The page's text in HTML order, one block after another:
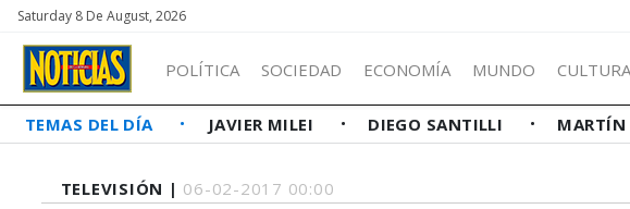
Saturday 8 De August, 2026
POLÍTICA SOCIEDAD ECONOMÍA MUNDO CULTURA
TEMAS DEL DÍA JAVIER MILEI DIEGO SANTILLI MARTÍN
TELEVISIÓN | 06-02-2017 00:00